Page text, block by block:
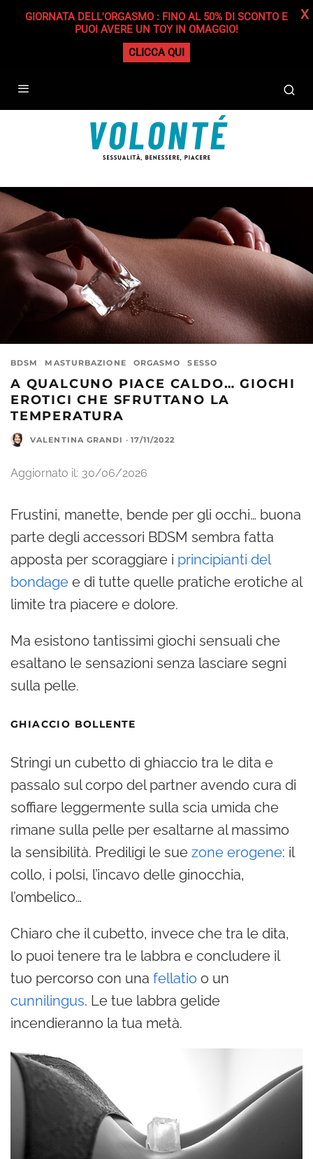
BDSM MASTURBAZIONE ORGASMO SESSO
A QUALCUNO PIACE CALDO… GIOCHI
EROTICI CHE SFRUTTANO LA
TEMPERATURA
VALENTINA GRANDI · 17/11/2022
Aggiornato il: 30/06/2026
Frustini, manette, bende per gli occhi… buona
parte degli accessori BDSM sembra fatta
apposta per scoraggiare i principianti del
bondage e di tutte quelle pratiche erotiche al
limite tra piacere e dolore.
Ma esistono tantissimi giochi sensuali che
esaltano le sensazioni senza lasciare segni
sulla pelle.
GHIACCIO BOLLENTE
Stringi un cubetto di ghiaccio tra le dita e
passalo sul corpo del partner avendo cura di
soffiare leggermente sulla scia umida che
rimane sulla pelle per esaltarne al massimo
la sensibilità. Prediligi le sue zone erogene: il
collo, i polsi, l’incavo delle ginocchia,
l’ombelico…
Chiaro che il cubetto, invece che tra le dita,
lo puoi tenere tra le labbra e concludere il
tuo percorso con una fellatio o un
cunnilingus. Le tue labbra gelide
incendieranno la tua metà.
GIORNATA DELL'ORGASMO : FINO AL 50% DI SCONTO E
PUOI AVERE UN TOY IN OMAGGIO!
CLICCA QUI
X